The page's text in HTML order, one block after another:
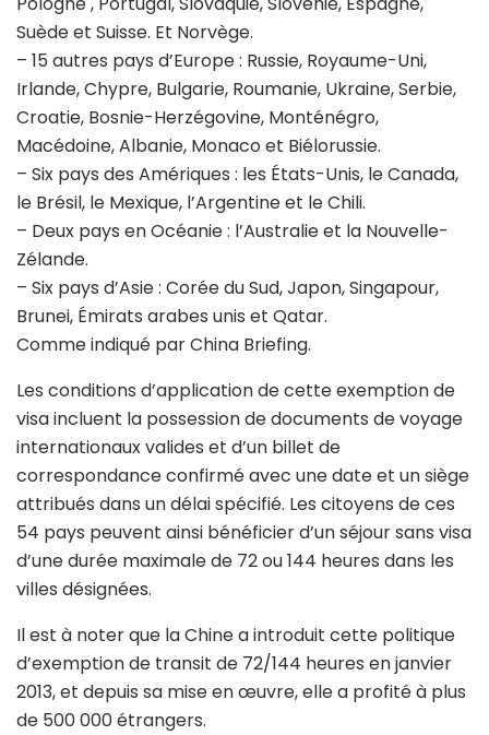
Suède et Suisse. Et Norvège.
– 15 autres pays d’Europe : Russie, Royaume-Uni,
Irlande, Chypre, Bulgarie, Roumanie, Ukraine, Serbie,
Croatie, Bosnie-Herzégovine, Monténégro,
Macédoine, Albanie, Monaco et Biélorussie.
– Six pays des Amériques : les États-Unis, le Canada,
le Brésil, le Mexique, l’Argentine et le Chili.
– Deux pays en Océanie : l’Australie et la Nouvelle-
Zélande.
– Six pays d’Asie : Corée du Sud, Japon, Singapour,
Brunei, Émirats arabes unis et Qatar.
Comme indiqué par China Briefing.
Les conditions d’application de cette exemption de
visa incluent la possession de documents de voyage
internationaux valides et d’un billet de
correspondance confirmé avec une date et un siège
attribués dans un délai spécifié. Les citoyens de ces
54 pays peuvent ainsi bénéficier d’un séjour sans visa
d’une durée maximale de 72 ou 144 heures dans les
villes désignées.
Il est à noter que la Chine a introduit cette politique
d’exemption de transit de 72/144 heures en janvier
2013, et depuis sa mise en œuvre, elle a profité à plus
de 500 000 étrangers.